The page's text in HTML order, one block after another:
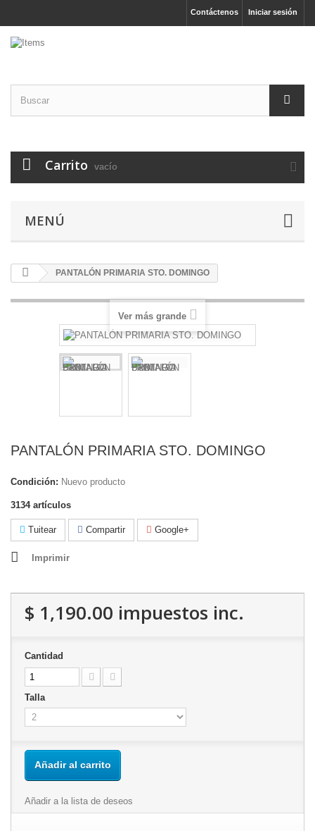
Iniciar sesión
Contáctenos
Carrito vacío
MENÚ
PANTALÓN PRIMARIA STO. DOMINGO
Ver más grande
PANTALÓN PRIMARIA STO. DOMINGO
Condición: Nuevo producto
3134 artículos
Tuitear Compartir Google+
Imprimir
$ 1,190.00 impuestos inc.
Cantidad
Talla
Añadir al carrito
Añadir a la lista de deseos